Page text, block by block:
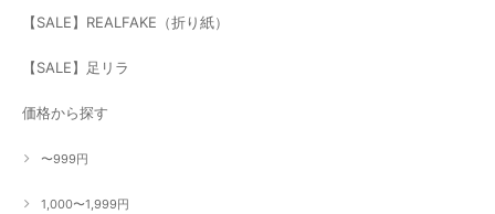
【SALE】REALFAKE（折り紙）
【SALE】足リラ
価格から探す
〜999円
1,000〜1,999円